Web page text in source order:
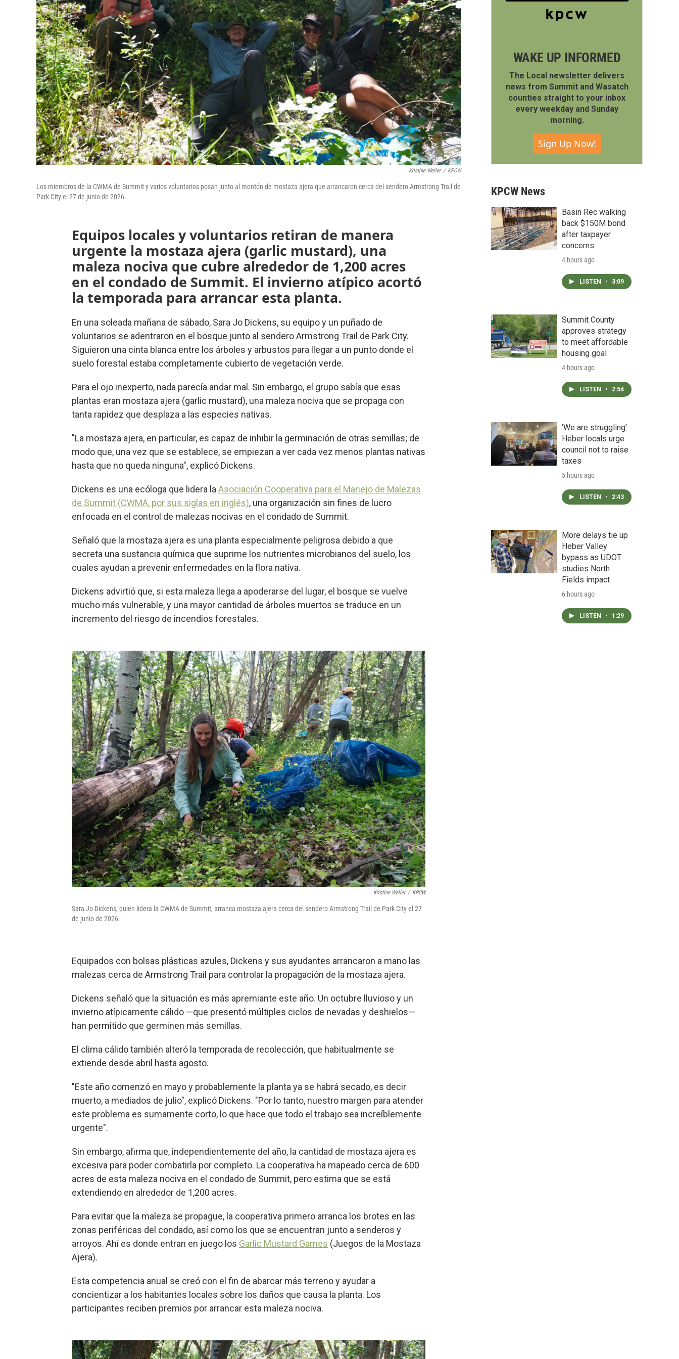
Kristine Weller / KPCW
Los miembros de la CWMA de Summit y varios voluntarios posan junto al montón de mostaza ajera que arrancaron cerca del sendero Armstrong Trail de
Park City el 27 de junio de 2026.
Equipos locales y voluntarios retiran de manera
urgente la mostaza ajera (garlic mustard), una
maleza nociva que cubre alrededor de 1,200 acres
en el condado de Summit. El invierno atípico acortó
la temporada para arrancar esta planta.
En una soleada mañana de sábado, Sara Jo Dickens, su equipo y un puñado de
voluntarios se adentraron en el bosque junto al sendero Armstrong Trail de Park City.
Siguieron una cinta blanca entre los árboles y arbustos para llegar a un punto donde el
suelo forestal estaba completamente cubierto de vegetación verde.
Para el ojo inexperto, nada parecía andar mal. Sin embargo, el grupo sabía que esas
plantas eran mostaza ajera (garlic mustard), una maleza nociva que se propaga con
tanta rapidez que desplaza a las especies nativas.
"La mostaza ajera, en particular, es capaz de inhibir la germinación de otras semillas; de
modo que, una vez que se establece, se empiezan a ver cada vez menos plantas nativas
hasta que no queda ninguna", explicó Dickens.
Dickens es una ecóloga que lidera laAsociación Cooperativa para el Manejo de Malezas
de Summit (CWMA, por sus siglas en inglés), una organización sin fines de lucro
enfocada en el control de malezas nocivas en el condado de Summit.
Señaló que la mostaza ajera es una planta especialmente peligrosa debido a que
secreta una sustancia química que suprime los nutrientes microbianos del suelo, los
cuales ayudan a prevenir enfermedades en la flora nativa.
Dickens advirtió que, si esta maleza llega a apoderarse del lugar, el bosque se vuelve
mucho más vulnerable, y una mayor cantidad de árboles muertos se traduce en un
incremento del riesgo de incendios forestales.
Kristine Weller / KPCW
Sara Jo Dickens, quien lidera la CWMA de Summit, arranca mostaza ajera cerca del sendero Armstrong Trail de Park City el 27
de junio de 2026.
Equipados con bolsas plásticas azules, Dickens y sus ayudantes arrancaron a mano las
malezas cerca de Armstrong Trail para controlar la propagación de la mostaza ajera.
Dickens señaló que la situación es más apremiante este año. Un octubre lluvioso y un
invierno atípicamente cálido —que presentó múltiples ciclos de nevadas y deshielos—
han permitido que germinen más semillas.
El clima cálido también alteró la temporada de recolección, que habitualmente se
extiende desde abril hasta agosto.
"Este año comenzó en mayo y probablemente la planta ya se habrá secado, es decir
muerto, a mediados de julio", explicó Dickens. "Por lo tanto, nuestro margen para atender
este problema es sumamente corto, lo que hace que todo el trabajo sea increíblemente
urgente".
Sin embargo, afirma que, independientemente del año, la cantidad de mostaza ajera es
excesiva para poder combatirla por completo. La cooperativa ha mapeado cerca de 600
acres de esta maleza nociva en el condado de Summit, pero estima que se está
extendiendo en alrededor de 1,200 acres.
Para evitar que la maleza se propague, la cooperativa primero arranca los brotes en las
zonas periféricas del condado, así como los que se encuentran junto a senderos y
arroyos. Ahí es donde entran en juego los Garlic Mustard Games (Juegos de la Mostaza
Ajera).
Esta competencia anual se creó con el fin de abarcar más terreno y ayudar a
concientizar a los habitantes locales sobre los daños que causa la planta. Los
participantes reciben premios por arrancar esta maleza nociva.
WAKE UP INFORMED
The Local newsletter delivers
news from Summit and Wasatch
counties straight to your inbox
every weekday and Sunday
morning.
Sign Up Now!
KPCW News
Basin Rec walking
back $150M bond
after taxpayer
concerns
4 hours ago
LISTEN • 3:09
Summit County
approves strategy
to meet affordable
housing goal
4 hours ago
LISTEN • 2:54
‘We are struggling’:
Heber locals urge
council not to raise
taxes
5 hours ago
LISTEN • 2:43
More delays tie up
Heber Valley
bypass as UDOT
studies North
Fields impact
6 hours ago
LISTEN • 1:29